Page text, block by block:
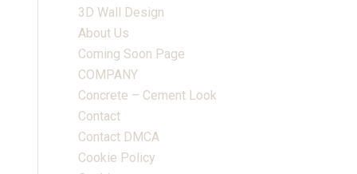
3D Wall Design
About Us
Coming Soon Page
COMPANY
Concrete – Cement Look
Contact
Contact DMCA
Cookie Policy